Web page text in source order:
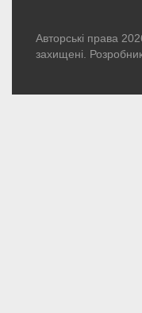
Авторські права
захищені.